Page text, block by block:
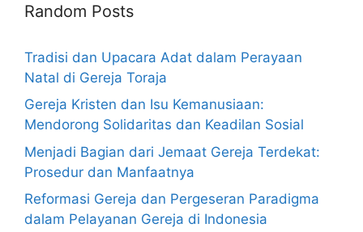
Random Posts
Tradisi dan Upacara Adat dalam Perayaan
Natal di Gereja Toraja
Gereja Kristen dan Isu Kemanusiaan:
Mendorong Solidaritas dan Keadilan Sosial
Menjadi Bagian dari Jemaat Gereja Terdekat:
Prosedur dan Manfaatnya
Reformasi Gereja dan Pergeseran Paradigma
dalam Pelayanan Gereja di Indonesia